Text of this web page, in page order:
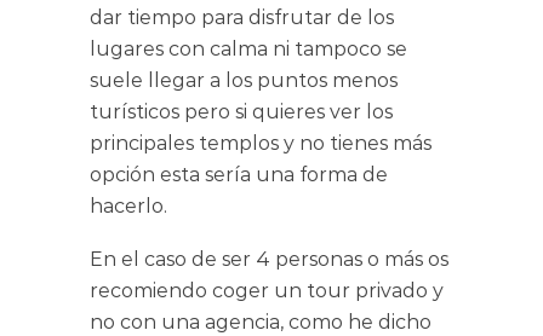
dar tiempo para disfrutar de los
lugares con calma ni tampoco se
suele llegar a los puntos menos
turísticos pero si quieres ver los
principales templos y no tienes más
opción esta sería una forma de
hacerlo.
En el caso de ser 4 personas o más os
recomiendo coger un tour privado y
no con una agencia, como he dicho